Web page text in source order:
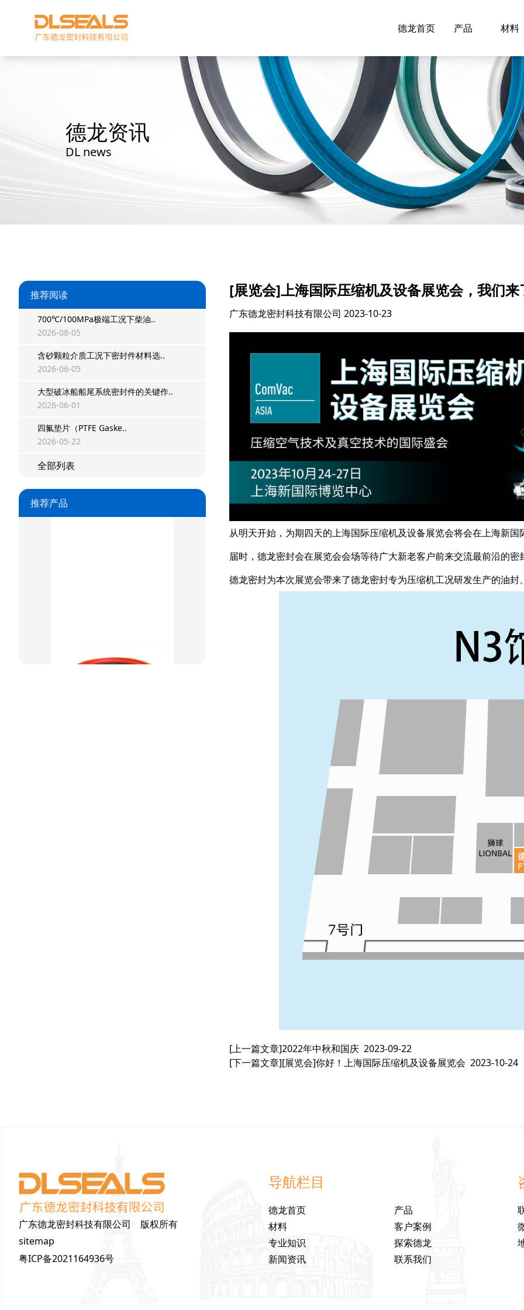
德龙首页 产品 材料
德龙资讯
DL news
推荐阅读
700℃/100MPa极端工况下柴油..
2026-08-05
含砂颗粒介质工况下密封件材料选..
2026-06-05
大型破冰船船尾系统密封件的关键作..
2026-06-01
四氟垫片（PTFE Gaske..
2026-05-22
全部列表
推荐产品
星型双O组合
星型双O组合
[展览会]上海国际压缩机及设备展览会，我们来
广东德龙密封科技有限公司 2023-10-23
从明天开始，为期四天的上海国际压缩机及设备展览会将会在上海新国
届时，德龙密封会在展览会会场等待广大新老客户前来交流最前沿的密
德龙密封为本次展览会带来了德龙密封专为压缩机工况研发生产的油封
[上一篇文章]2022年中秋和国庆 2023-09-22
[下一篇文章][展览会]你好！上海国际压缩机及设备展览会 2023-10-24
广东德龙密封科技有限公司 版权所有
sitemap
粤ICP备2021164936号
导航栏目
德龙首页
产品
材料
客户案例
专业知识
探索德龙
新闻资讯
联系我们